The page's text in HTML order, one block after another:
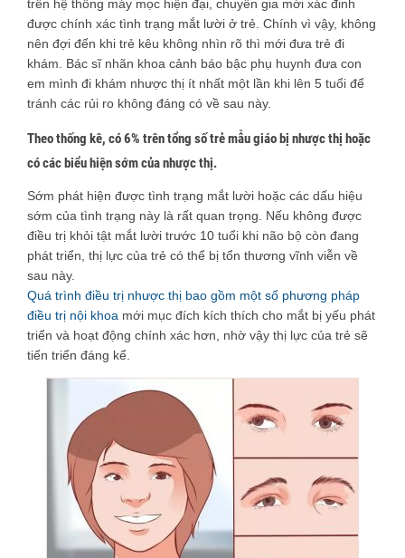
trên hệ thống máy mọc hiện đại, chuyên gia mới xác đinh
được chính xác tình trạng mắt lười ở trẻ. Chính vì vậy, không
nên đợi đến khi trẻ kêu không nhìn rõ thì mới đưa trẻ đi
khám. Bác sĩ nhãn khoa cảnh báo bậc phụ huynh đưa con
em mình đi khám nhược thị ít nhất một lần khi lên 5 tuổi để
tránh các rủi ro không đáng có về sau này.
Theo thống kê, có 6% trên tổng số trẻ mẫu giáo bị nhược thị hoặc
có các biểu hiện sớm của nhược thị.
Sớm phát hiện được tình trạng mắt lười hoặc các dấu hiệu
sớm của tình trạng này là rất quan trọng. Nếu không được
điều trị khỏi tật mắt lười trước 10 tuổi khi não bộ còn đang
phát triển, thị lực của trẻ có thể bị tổn thương vĩnh viễn về
sau này.
Quá trình điều trị nhược thị bao gồm một số phương pháp
điều trị nội khoa mới mục đích kích thích cho mắt bị yếu phát
triển và hoạt động chính xác hơn, nhờ vậy thị lực của trẻ sẽ
tiến triển đáng kể.